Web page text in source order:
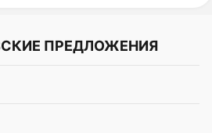
ПРЕДЛОЖЕНИЯ